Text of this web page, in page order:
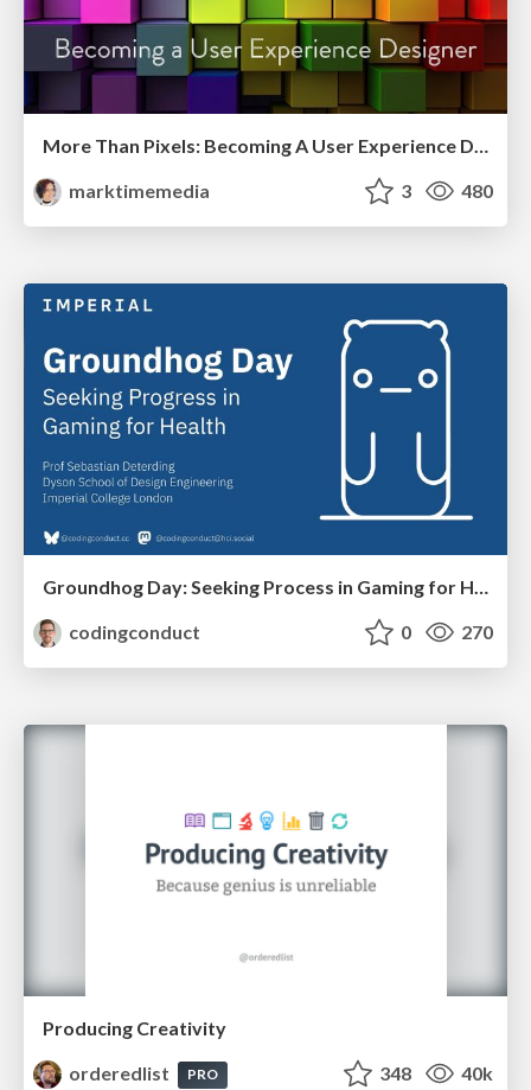
marktimemedia
3 480
Groundhog Day: Seeking Process in Gaming for Health
codingconduct
0 270
Producing Creativity
orderedlist
PRO 348 40k